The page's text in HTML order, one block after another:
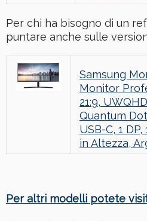
Per chi ha bisogno di un
puntare anche sulle
Samsung
Monitor
21:9,
Quantum
USB-C, 1
in Altezza,
Per altri modelli potete